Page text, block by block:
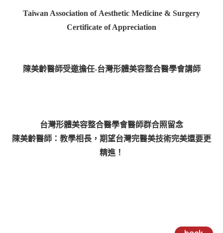
Taiwan Association of Aesthetic Medicine & Surgery
Certificate of Appreciation
陳美齡醫師受邀擔任-台灣形體美容整合醫學會講師
台灣形體美容整合醫學會醫師群合照留念
陳美齡醫師：教學相長，期望台灣完醫美技術完美還要更
精進！